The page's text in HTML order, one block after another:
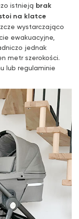
istnieją brak
na klatce
wystarczająco
ewakuacyjne,
jednak
metr szerokości.
lub regulaminie